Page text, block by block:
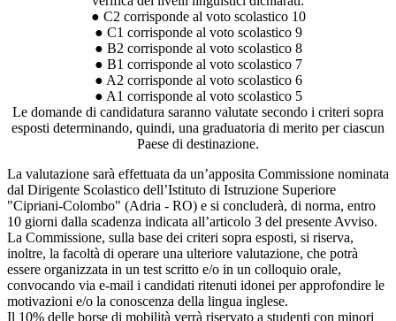
● C2 corrisponde al voto scolastico 10
● C1 corrisponde al voto scolastico 9
● B2 corrisponde al voto scolastico 8
● B1 corrisponde al voto scolastico 7
● A2 corrisponde al voto scolastico 6
● A1 corrisponde al voto scolastico 5
Le domande di candidatura saranno valutate secondo i criteri sopra
esposti determinando, quindi, una graduatoria di merito per ciascun
Paese di destinazione.
La valutazione sarà effettuata da un’apposita Commissione nominata
dal Dirigente Scolastico dell’Istituto di Istruzione Superiore
"Cipriani-Colombo" (Adria - RO) e si concluderà, di norma, entro
10 giorni dalla scadenza indicata all’articolo 3 del presente Avviso.
La Commissione, sulla base dei criteri sopra esposti, si riserva,
inoltre, la facoltà di operare una ulteriore valutazione, che potrà
essere organizzata in un test scritto e/o in un colloquio orale,
convocando via e-mail i candidati ritenuti idonei per approfondire le
motivazioni e/o la conoscenza della lingua inglese.
Il 10% delle borse di mobilità verrà riservato a studenti con minori